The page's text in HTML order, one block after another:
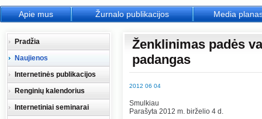
Ženklinimas padės
padangas
2012 06 04
Smulkiau
Parašyta 2012 m. birželio 4 d.
Pradžia
Naujienos
Internetinės publikacijos
Renginių kalendorius
Internetiniai seminarai
Apie mus Žurnalo publikacijos Media